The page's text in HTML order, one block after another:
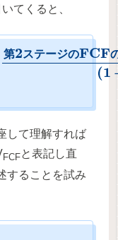
てくると、
第2ステージのFCF
(1
して理解すれば
FCFと表記し直
することを試み